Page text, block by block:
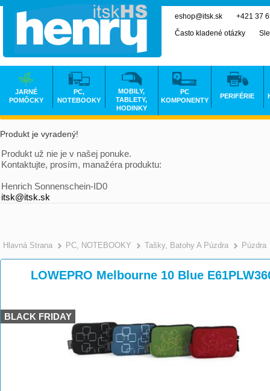
Produkt je vyradený!
Produkt už nie je v našej ponuke.
Kontaktujte, prosím, manažéra produktu:
Henrich Sonnenschein-ID0
itsk@itsk.sk
Hlavná Strana >
PC, NOTEBOOKY >
Tašky, Batohy A Púzdra Púzdra
LOWEPRO Melbourne 10 Blue
BLACK FRIDAY
eshop@itsk.sk
+421 37
Často kladené otázky
JARNÉ
POMÔCKY
PC,
NOTEBOOKY
MOBILY,
TABLETY,
HODINKY
PC
KOMPONENTY
PERIFÉRIE